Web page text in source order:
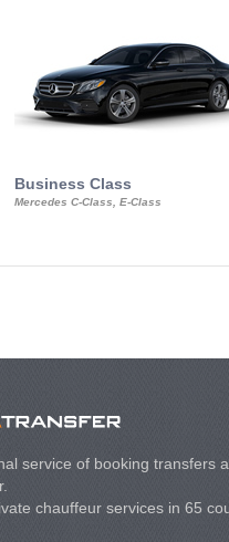
Business Class
Mercedes C-Class, E-Class
service of booking transfers
chauffeur services in 65